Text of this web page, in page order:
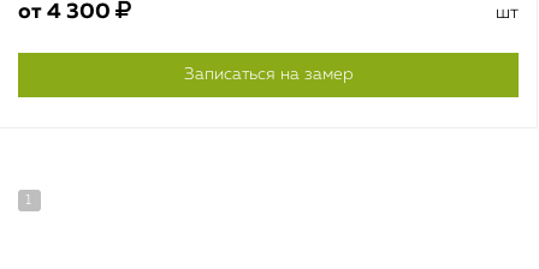
от 4 300 шт
Записаться на замер
1